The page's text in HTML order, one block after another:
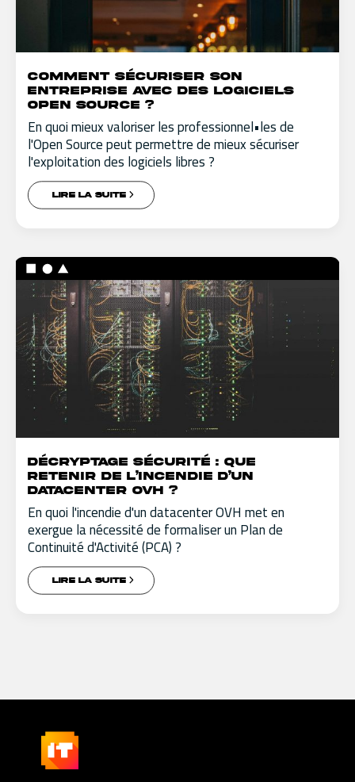
Comment sécuriser son
entreprise avec des logiciels
Open Source ?
En quoi mieux valoriser les professionnel•les de
l'Open Source peut permettre de mieux sécuriser
l'exploitation des logiciels libres ?
LIRE LA SUITE
Décryptage Sécurité : que
retenir de l’incendie d’un
datacenter OVH ?
En quoi l'incendie d'un datacenter OVH met en
exergue la nécessité de formaliser un Plan de
Continuité d'Activité (PCA) ?
LIRE LA SUITE